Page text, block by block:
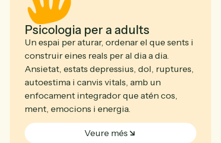
Psicologia per a adults
Un espai per aturar, ordenar el que sents i
construir eines reals per al dia a dia.
Ansietat, estats depressius, dol, ruptures,
autoestima i canvis vitals, amb un
enfocament integrador que atén cos,
ment, emocions i energia.
Veure més